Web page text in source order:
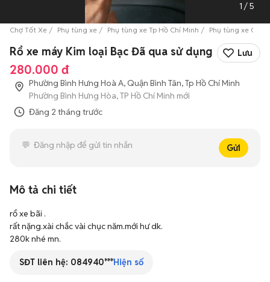
1 /5
Chợ Tốt Xe Phụ tùng xe Phụ tùng xe Tp Hồ Chí Minh Phụ tùng xe
Rổ xe máy Kim loại Bạc Đã qua sử dụng Lưu
280.000 đ
Phường Bình Hưng Hoà A, Quận Bình Tân, Tp Hồ Chí Minh
Phường Bình Hưng Hòa, TP Hồ Chí Minh mới
Đăng 2 tháng trước
Gửi
Mô tả chi tiết
rổ xe bãi .
rất nặng.xài chắc vài chục năm.mới hư dk.
SĐT liên hệ: 084940***Hiện số